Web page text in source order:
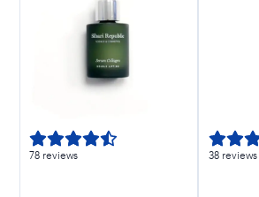
78 reviews 38 reviews